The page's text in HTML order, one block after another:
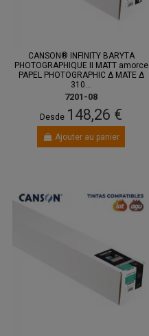
CANSON® INFINITY BARYTA
PHOTOGRAPHIQUE II MATT amorce
PAPEL PHOTOGRAPHIC Δ MATE Δ
310...
7201-08
Desde 148,26 €
Ajouter au panier